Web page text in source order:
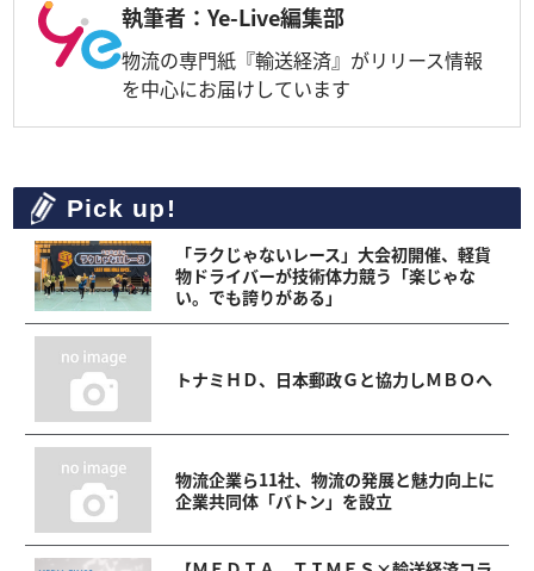
執筆者：Ye-Live編集部
物流の専門紙『輸送経済』がリリース情報
を中心にお届けしています
Pick up!
「ラクじゃないレース」大会初開催、軽貨
物ドライバーが技術体力競う「楽じゃな
い。でも誇りがある」
トナミＨＤ、日本郵政Ｇと協力しＭＢＯへ
物流企業ら11社、物流の発展と魅力向上に
企業共同体「バトン」を設立